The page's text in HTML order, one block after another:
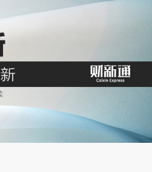
过朋友圈、直播分享日常生活
此状况，好处是把平淡的生
活”。
面”的一个拥抱，或者来一场
，这就造成了“24小时在线”